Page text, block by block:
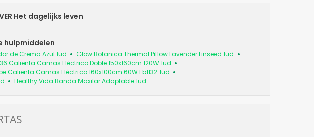
Het dagelijks leven
hulpmiddelen
de Crema Azul 1ud
Glow Botanica Thermal Pillow Lavender Linseed 1ud
Calienta Camas Eléctrico Doble 150x160cm 120W 1ud
Calienta Camas Eléctrico 160x100cm 60W Eb1132 1ud
Healthy Vida Banda Maxilar Adaptable 1ud